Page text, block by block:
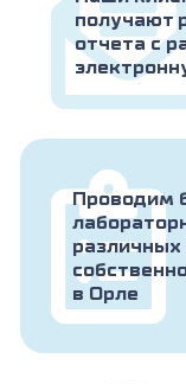
проводить
дневной
избежание
результатов.
с интервалом
полноты
беременности
проводится
для
результата.
Повышение
получают
отчета с
Проводим
различных
в Орле